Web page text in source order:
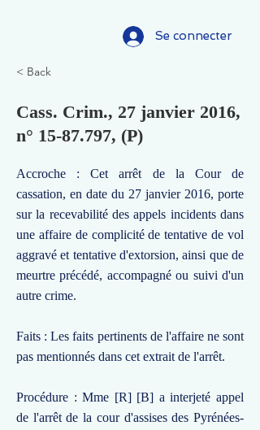
Se connecter
< Back
Cass. Crim., 27 janvier 2016,
n° 15-87.797, (P)
Accroche : Cet arrêt de la Cour de
cassation, en date du 27 janvier 2016, porte
sur la recevabilité des appels incidents dans
une affaire de complicité de tentative de vol
aggravé et tentative d'extorsion, ainsi que de
meurtre précédé, accompagné ou suivi d'un
autre crime.
Faits : Les faits pertinents de l'affaire ne sont
pas mentionnés dans cet extrait de l'arrêt.
Procédure : Mme [R] [B] a interjeté appel
de l'arrêt de la cour d'assises des Pyrénées-